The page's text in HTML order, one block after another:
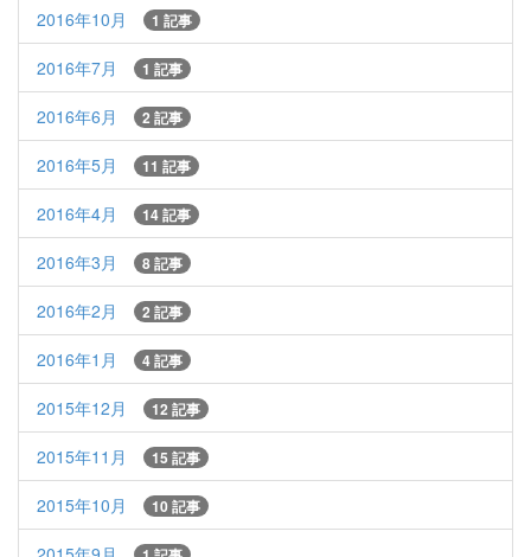
2016年10月 1 記事
2016年7月 1 記事
2016年6月 2 記事
2016年5月 11 記事
2016年4月 14 記事
2016年3月 8 記事
2016年2月 2 記事
2016年1月 4 記事
2015年12月 12 記事
2015年11月 15 記事
2015年10月 10 記事